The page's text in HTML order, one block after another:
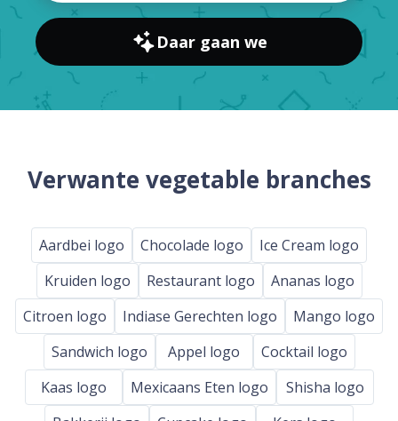
Daar gaan we
Verwante vegetable branches
Aardbei logo Chocolade logo
Ice Cream logo
Kruiden logo
Restaurant logo
Ananas logo
Citroen logo
Indiase Gerechten logo
Mango logo
Sandwich logo
Appel logo
Cocktail logo
Kaas logo
Mexicaans Eten logo
Shisha logo